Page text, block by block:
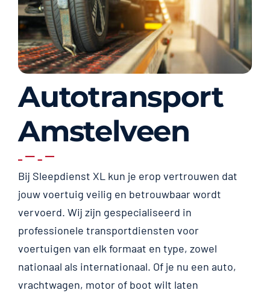
Autotransport
Amstelveen
Bij Sleepdienst XL kun je erop vertrouwen dat
jouw voertuig veilig en betrouwbaar wordt
vervoerd. Wij zijn gespecialiseerd in
professionele transportdiensten voor
voertuigen van elk formaat en type, zowel
nationaal als internationaal. Of je nu een auto,
vrachtwagen, motor of boot wilt laten